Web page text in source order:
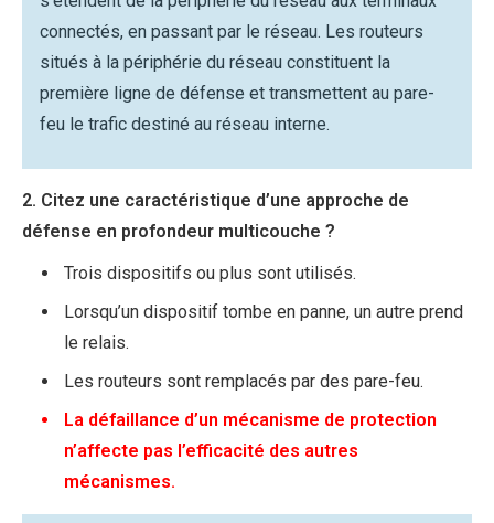
connectés, en passant par le réseau. Les routeurs
situés à la périphérie du réseau constituent la
première ligne de défense et transmettent au pare-
feu le trafic destiné au réseau interne.
2. Citez une caractéristique d’une approche de
défense en profondeur multicouche ?
Trois dispositifs ou plus sont utilisés.
Lorsqu’un dispositif tombe en panne, un autre prend
le relais.
Les routeurs sont remplacés par des pare-feu.
La défaillance d’un mécanisme de protection
n’affecte pas l’efficacité des autres
mécanismes.